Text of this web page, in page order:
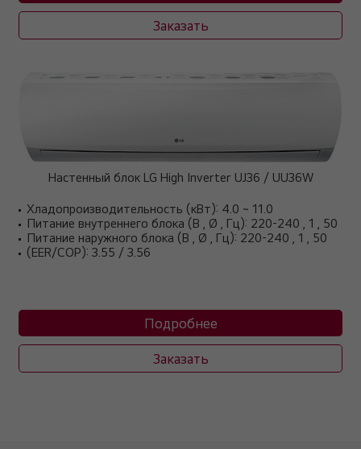
Заказать
Настенный блок LG High Inverter UJ36 / UU36W
Хладопроизводительность (кВт): 4.0 ~ 11.0
Питание внутреннего блока (В , Ø , Гц): 220-240 , 1 , 50
Питание наружного блока (В , Ø , Гц): 220-240 , 1 , 50
(EER/COP): 3.55 / 3.56
Подробнее
Заказать